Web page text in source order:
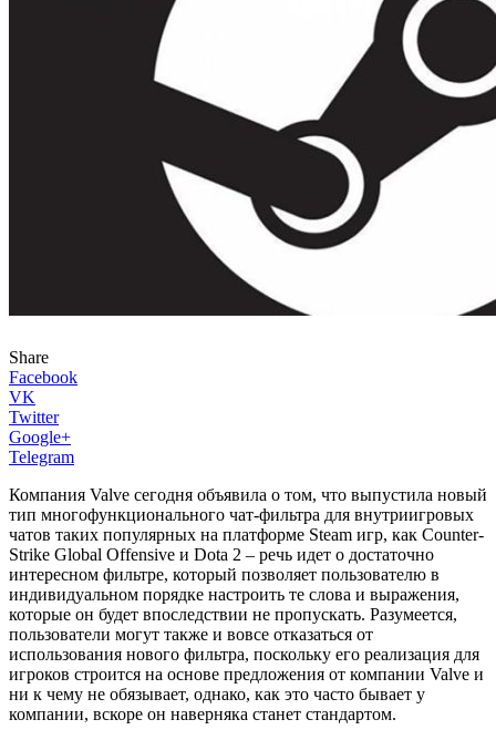
Share
Facebook
VK
Twitter
Google+
Telegram
Компания Valve сегодня объявила о том, что выпустила новый
тип многофункционального чат-фильтра для внутриигровых
чатов таких популярных на платформе Steam игр, как Counter-
Strike Global Offensive и Dota 2 – речь идет о достаточно
интересном фильтре, который позволяет пользователю в
индивидуальном порядке настроить те слова и выражения,
которые он будет впоследствии не пропускать. Разумеется,
пользователи могут также и вовсе отказаться от
использования нового фильтра, поскольку его реализация для
игроков строится на основе предложения от компании Valve и
ни к чему не обязывает, однако, как это часто бывает у
компании, вскоре он наверняка станет стандартом.